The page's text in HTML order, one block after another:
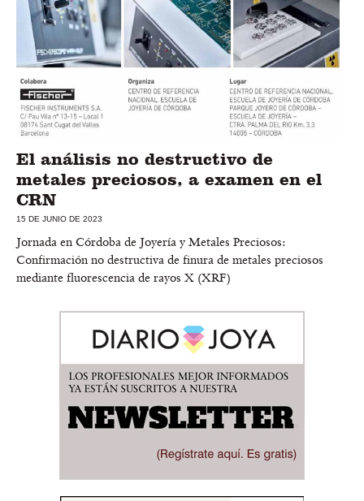
El análisis no destructivo de
metales preciosos, a examen en el
CRN
15 DE JUNIO DE 2023
Jornada en Córdoba de Joyería y Metales Preciosos:
Confirmación no destructiva de finura de metales preciosos
mediante fluorescencia de rayos X (XRF)